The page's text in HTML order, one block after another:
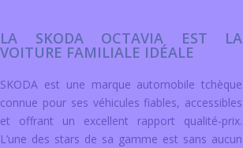
LA SKODA OCTAVIA EST LA
VOITURE FAMILIALE IDÉALE
SKODA est une marque automobile tchèque
connue pour ses véhicules fiables, accessibles
et offrant un excellent rapport qualité-prix.
L’une des stars de sa gamme est sans aucun